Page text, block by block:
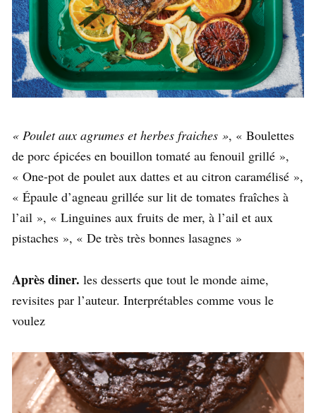
« Poulet aux agrumes et herbes fraiches », « Boulettes
de porc épicées en bouillon tomaté au fenouil grillé »,
« One-pot de poulet aux dattes et au citron caramélisé »,
« Épaule d’agneau grillée sur lit de tomates fraîches à
l’ail », « Linguines aux fruits de mer, à l’ail et aux
pistaches », « De très très bonnes lasagnes »
Après diner. les desserts que tout le monde aime,
revisites par l’auteur. Interprétables comme vous le
voulez